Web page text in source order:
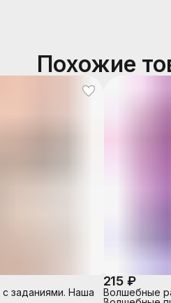
Похожие
заданиями. Наша
215 ₽
Волшебные